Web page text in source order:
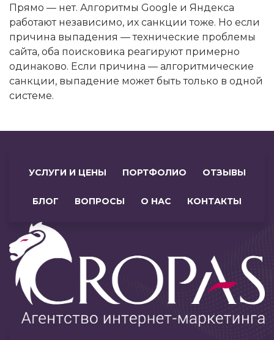
Прямо — нет. Алгоритмы Google и Яндекса
работают независимо, их санкции тоже. Но если
причина выпадения — технические проблемы
сайта, оба поисковика реагируют примерно
одинаково. Если причина — алгоритмические
санкции, выпадение может быть только в одной
системе.
УСЛУГИ И ЦЕНЫ ПОРТФОЛИО ОТЗЫВЫ
БЛОГ ВОПРОСЫ О НАС КОНТАКТЫ